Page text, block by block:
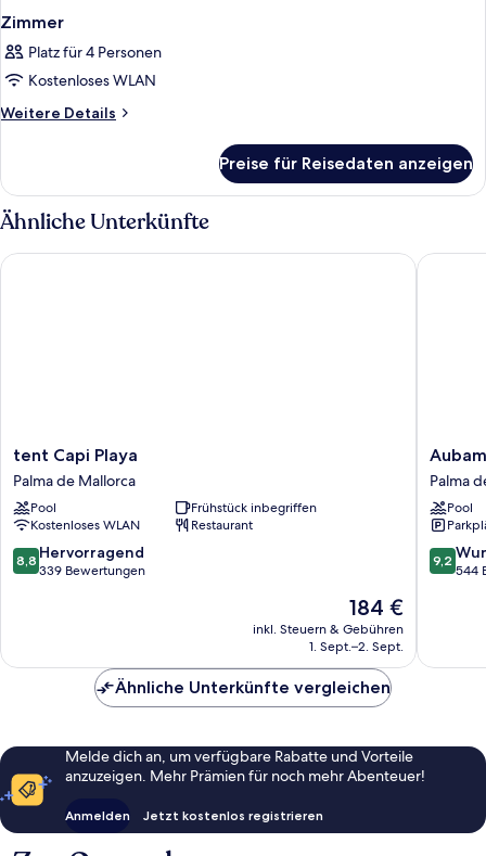
Zimmer
Platz für 4 Personen
Kostenloses WLAN
Weitere Details
Weitere
Preise für Reisedaten anzeigen
Ähnliche Unterkünfte
tent
Capi
Playa
Palma
de
Mallorca
tent Capi Playa
Palma de Mallorca
Pool
Frühstück inbegriffen
Kostenloses WLAN
Restaurant
8.8
von
8,8 Hervorragend
339 Bewertungen
Der
Preis
beträgt
184 €
inkl. Steuern & Gebühren
1. Sept.–2. Sept.
tent Capi Playa
Palma
Resort
Palma
de
Mallorca
Palma
Pool
9.2
von
9,2
544
Ähnliche Unterkünfte vergleichen
Melde dich an, um verfügbare Rabatte und Vorteile
anzuzeigen. Mehr Prämien für noch mehr Abenteuer!
Anmelden Jetzt kostenlos registrieren